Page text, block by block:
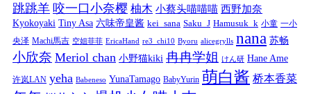
跳跳羊 咬一口小奈樱 柚木 小蔡头喵喵喵 西野加奈
Kyokoyaki Tiny Asa 六味帝皇酱 kei_sana Saku_J Hamusuk_k 小童 一小
央泽 Machi馬吉 空姐菲菲 EricaHand re3_chi10 Byoru alicegrylls nana 苏畅
小欣奈 Meriol chan 小野猫kiki 冉冉学姐 けん研 Hane Ame
许岚LAN yeha Babeneso YunaTamago BabyYurin 萌白酱 桥本香菜